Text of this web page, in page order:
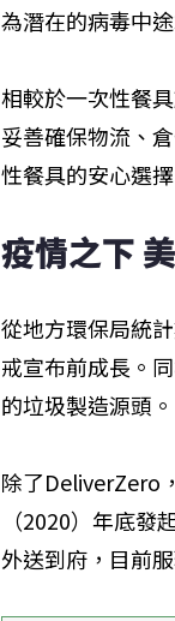
為潛在的病毒中途
相較於一次性餐
妥善確保物流、
性餐具的安心選
疫情之下
從地方環保局統
戒宣布前成長。
的垃圾製造源頭。
除了DeliverZero
（2020）年底
外送到府，目前